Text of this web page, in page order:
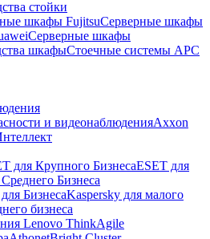
стойки
шкафы FujitsuСерверные шкафы
Серверные шкафы
шкафыСтоечные системы APC
и видеонаблюденияAxxon
для Крупного БизнесаESET для
Бизнеса
БизнесаKaspersky для малого
бизнеса
Lenovo ThinkAgile